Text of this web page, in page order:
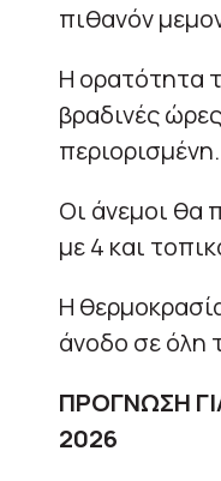
πιθανόν
Η ορατότητα
βραδινές
περιορισμένη.
Οι άνεμοι θα
με 4 και
Η
άνοδο σε όλη
ΠΡΟΓΝΩΣΗ
2026